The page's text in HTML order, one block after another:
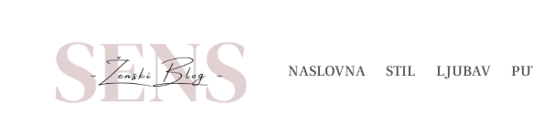
NASLOVNA STIL LJUBAV